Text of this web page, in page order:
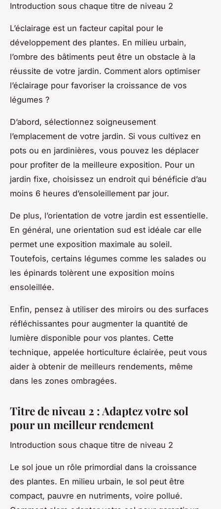
Introduction sous chaque titre de niveau 2
L’éclairage est un facteur capital pour le
développement des plantes. En milieu urbain,
l’ombre des bâtiments peut être un obstacle à la
réussite de votre jardin. Comment alors optimiser
l’éclairage pour favoriser la croissance de vos
légumes ?
D’abord, sélectionnez soigneusement
l’emplacement de votre jardin. Si vous cultivez en
pots ou en jardinières, vous pouvez les déplacer
pour profiter de la meilleure exposition. Pour un
jardin fixe, choisissez un endroit qui bénéficie d’au
moins 6 heures d’ensoleillement par jour.
De plus, l’orientation de votre jardin est essentielle.
En général, une orientation sud est idéale car elle
permet une exposition maximale au soleil.
Toutefois, certains légumes comme les salades ou
les épinards tolèrent une exposition moins
ensoleillée.
Enfin, pensez à utiliser des miroirs ou des surfaces
réfléchissantes pour augmenter la quantité de
lumière disponible pour vos plantes. Cette
technique, appelée horticulture éclairée, peut vous
aider à obtenir de meilleurs rendements, même
dans les zones ombragées.
Titre de niveau 2 : Adaptez votre sol
pour un meilleur rendement
Introduction sous chaque titre de niveau 2
Le sol joue un rôle primordial dans la croissance
des plantes. En milieu urbain, le sol peut être
compact, pauvre en nutriments, voire pollué.